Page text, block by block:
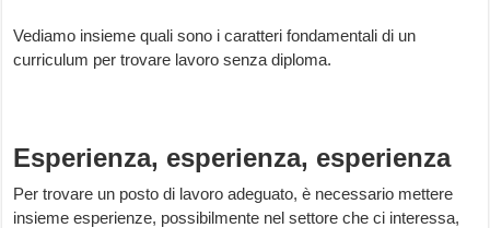
Vediamo insieme quali sono i caratteri fondamentali di un
curriculum per trovare lavoro senza diploma.
Esperienza, esperienza, esperienza
Per trovare un posto di lavoro adeguato, è necessario mettere
insieme esperienze, possibilmente nel settore che ci interessa,